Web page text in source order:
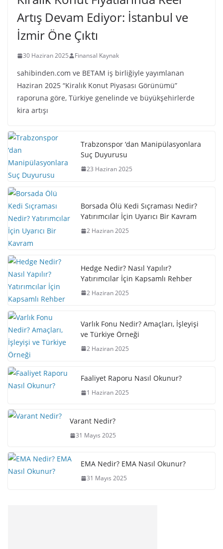
Artış Devam Ediyor: İstanbul ve
İzmir Öne Çıktı
30 Haziran 2025 Finansal Kaynak
sahibinden.com ve BETAM iş birliğiyle yayımlanan
Haziran 2025 “Kiralık Konut Piyasası Görünümü”
raporuna göre, Türkiye genelinde ve büyükşehirlerde
kira artışı
Trabzonspor ‘dan Manipülasyonlara
Suç Duyurusu
23 Haziran 2025
Borsada Ölü Kedi Sıçraması Nedir?
Yatırımcılar İçin Uyarıcı Bir Kavram
2 Haziran 2025
Hedge Nedir? Nasıl Yapılır?
Yatırımcılar İçin Kapsamlı Rehber
2 Haziran 2025
Varlık Fonu Nedir? Amaçları, İşleyişi
ve Türkiye Örneği
2 Haziran 2025
Faaliyet Raporu Nasıl Okunur?
1 Haziran 2025
Varant Nedir?
31 Mayıs 2025
EMA Nedir? EMA Nasıl Okunur?
31 Mayıs 2025